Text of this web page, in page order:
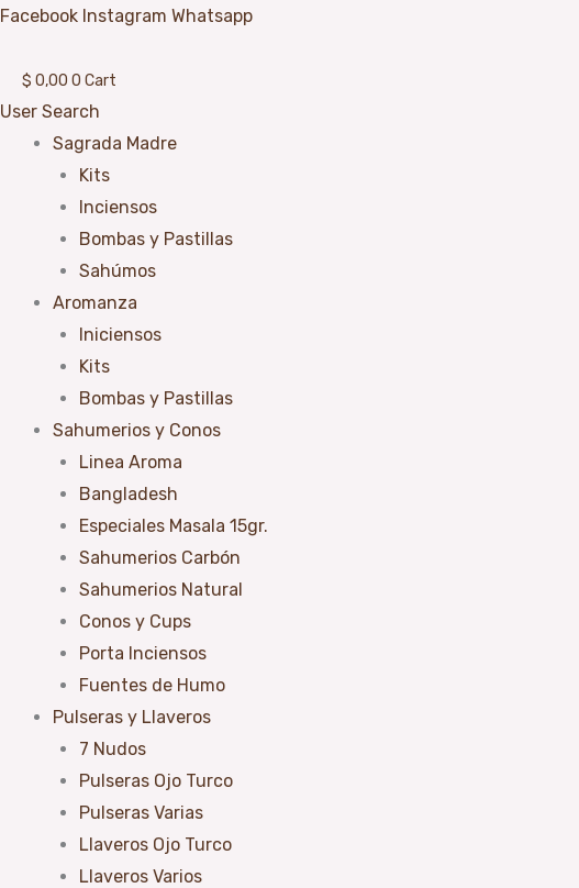
Ir
contenido
Facebook Instagram Whatsapp
$ 0,00 0 Cart
User Search
Sagrada Madre
Kits
Inciensos
Bombas y Pastillas
Sahúmos
Aromanza
Iniciensos
Kits
Bombas y Pastillas
Sahumerios y Conos
Linea Aroma
Bangladesh
Especiales Masala 15gr.
Sahumerios Carbón
Sahumerios Natural
Conos y Cups
Porta Inciensos
Fuentes de Humo
Pulseras y Llaveros
7 Nudos
Pulseras Ojo Turco
Pulseras Varias
Llaveros Ojo Turco
Llaveros Varios